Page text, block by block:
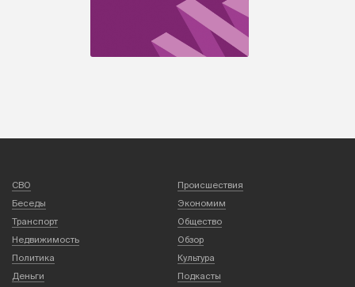
СВО
Происшествия
Беседы
Экономим
Транспорт
Общество
Недвижимость
Обзор
Политика
Культура
Деньги
Подкасты